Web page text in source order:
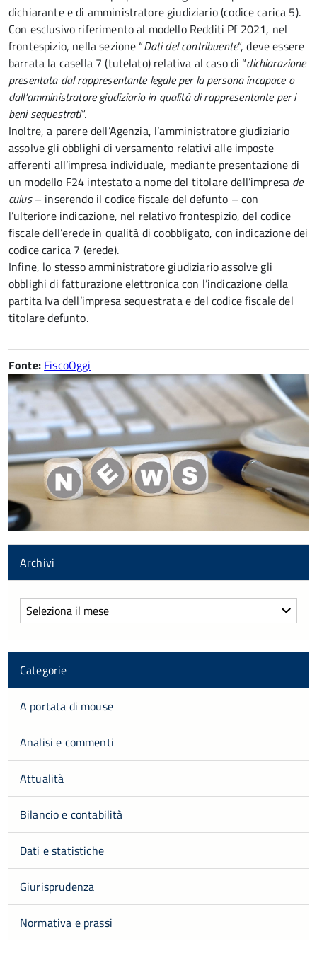
dichiarante e di amministratore giudiziario (codice carica 5).
Con esclusivo riferimento al modello Redditi Pf 2021, nel
frontespizio, nella sezione “Dati del contribuente“, deve essere
barrata la casella 7 (tutelato) relativa al caso di “dichiarazione
presentata dal rappresentante legale per la persona incapace o
dall’amministratore giudiziario in qualità di rappresentante per i
beni sequestrati“.
Inoltre, a parere dell’Agenzia, l’amministratore giudiziario
assolve gli obblighi di versamento relativi alle imposte
afferenti all’impresa individuale, mediante presentazione di
un modello F24 intestato a nome del titolare dell’impresa de
cuius– inserendo il codice fiscale del defunto – con
l’ulteriore indicazione, nel relativo frontespizio, del codice
fiscale dell’erede in qualità di coobbligato, con indicazione dei
codice carica 7 (erede).
Infine, lo stesso amministratore giudiziario assolve gli
obblighi di fatturazione elettronica con l’indicazione della
partita Iva dell’impresa sequestrata e del codice fiscale del
titolare defunto.
Fonte: FiscoOggi
Archivi
Archivi
Categorie
A portata di mouse
Analisi e commenti
Attualità
Bilancio e contabilità
Dati e statistiche
Giurisprudenza
Normativa e prassi